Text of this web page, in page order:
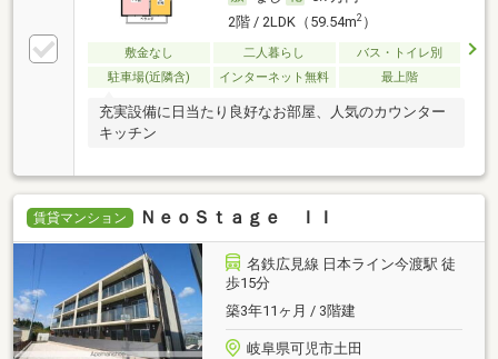
2階 / 2LDK（59.54m2）
敷金なし 二人暮らし
バス・トイレ別
駐車場(近隣含)
インターネット無料 最上階
充実設備に日当たり良好なお部屋、人気のカウンター
キッチン
賃貸マンション ＮｅｏＳｔａｇｅ ＩＩ
名鉄広見線 日本ライン今渡駅 徒
歩15分
築3年11ヶ月 / 3階建
岐阜県可児市土田